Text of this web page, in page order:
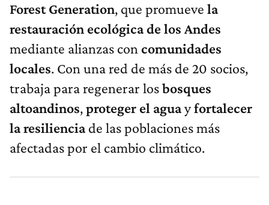
Forest Generation, que promueve la
restauración ecológica de los Andes
mediante alianzas con comunidades
locales. Con una red de más de 20 socios,
trabaja para regenerar losbosques
altoandinos,proteger el aguayfortalecer
laresilienciade las poblaciones más
afectadas por el cambio climático.